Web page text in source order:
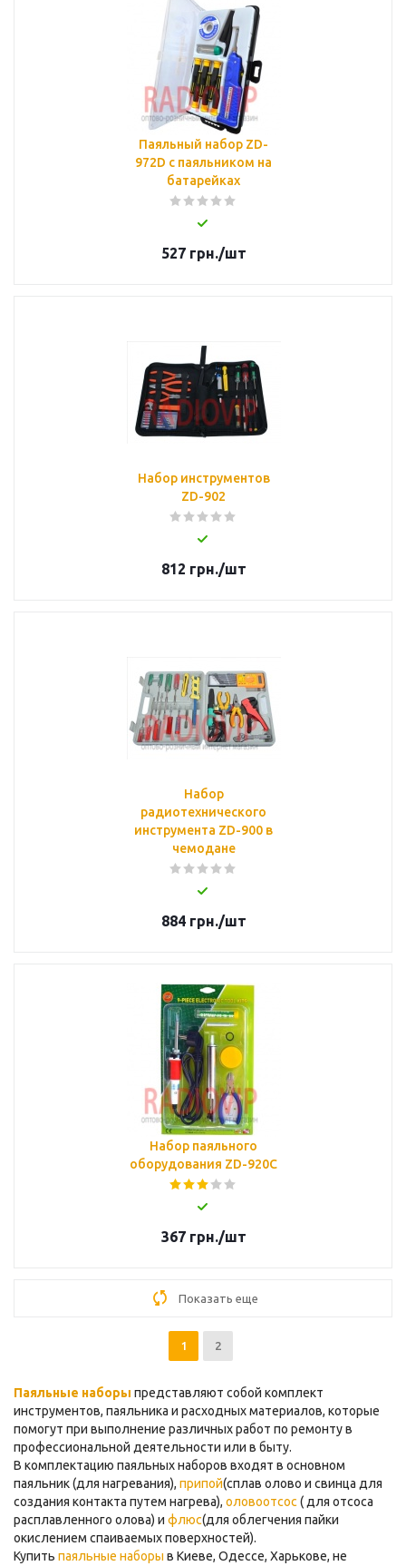
Паяльный набор ZD-
972D с паяльником на
батарейках
527грн./шт
Набор инструментов
ZD-902
812 грн./шт
Набор
радиотехнического
инструмента ZD-900 в
чемодане
884грн./шт
Набор паяльного
оборудования ZD-920C
367грн./шт
Показать еще
1 2
Паяльные наборы представляют собой комплект
инструментов, паяльника и расходных материалов, которые
помогут при выполнение различных работ по ремонту в
профессиональной деятельности или в быту.
В комплектацию паяльных наборов входят в основном
паяльник (для нагревания), припой(сплав олово и свинца для
создания контакта путем нагрева), оловоотсос ( для отсоса
расплавленного олова) и флюс(для облегчения пайки
окислением спаиваемых поверхностей).
Купить паяльные наборы в Киеве, Одессе, Харькове, не